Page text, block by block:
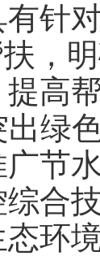
有针
扶，
高
绿
水
合
环